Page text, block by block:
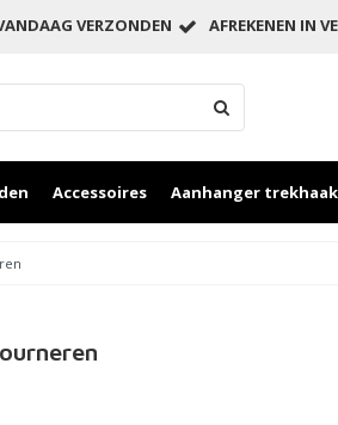
VERZONDEN AFREKENEN IN
Accessoires Aanhanger trekhaak